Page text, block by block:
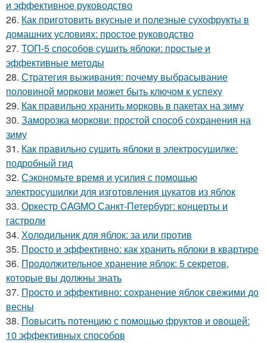
и эффективное руководство
26. Как приготовить вкусные и полезные сухофрукты в
домашних условиях: простое руководство
27. ТОП-5 способов сушить яблоки: простые и
эффективные методы
28. Стратегия выживания: почему выбрасывание
половиной моркови может быть ключом к успеху
29. Как правильно хранить морковь в пакетах на зиму
30. Заморозка моркови: простой способ сохранения на
зиму
31. Как правильно сушить яблоки в электросушилке:
подробный гид
32. Сэкономьте время и усилия с помощью
электросушилки для изготовления цукатов из яблок
33. Оркестр CAGMO Санкт-Петербург: концерты и
гастроли
34. Холодильник для яблок: за или против
35. Просто и эффективно: как хранить яблоки в квартире
36. Продолжительное хранение яблок: 5 секретов,
которые вы должны знать
37. Просто и эффективно: сохранение яблок свежими до
весны
38. Повысить потенцию с помощью фруктов и овощей:
10 эффективных способов